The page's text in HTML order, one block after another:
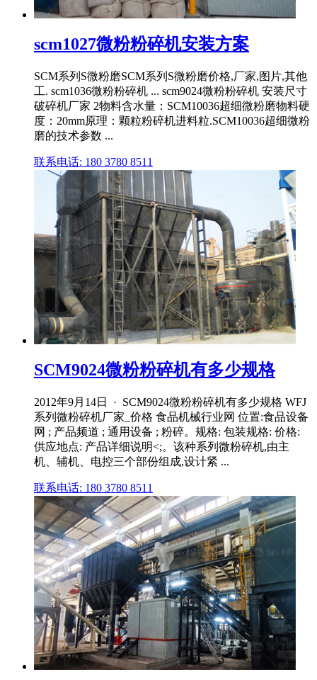
scm1027微粉粉碎机安装方案
SCM系列S微粉磨SCM系列S微粉磨价格,厂家,图片,其他
工. scm1036微粉粉碎机 ... scm9024微粉粉碎机 安装尺寸
破碎机厂家 2物料含水量：SCM10036超细微粉磨物料硬
度：20mm原理：颗粒粉碎机进料粒.SCM10036超细微粉
磨的技术参数 ...
联系电话: 180 3780 8511
SCM9024微粉粉碎机有多少规格
2012年9月14日 · SCM9024微粉粉碎机有多少规格 WFJ
系列微粉碎机厂家_价格 食品机械行业网 位置:食品设备
网 ; 产品频道 ; 通用设备 ; 粉碎。规格: 包装规格: 价格:
供应地点: 产品详细说明<;。该种系列微粉碎机,由主
机、辅机、电控三个部份组成,设计紧 ...
联系电话: 180 3780 8511